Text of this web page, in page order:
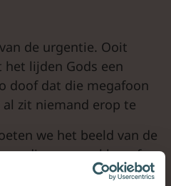
de urgentie. Ooit
het lijden Gods een
doof dat die megafoon
zit niemand erop te
we het beeld van de
die van een klop of
Bonst God niet op de